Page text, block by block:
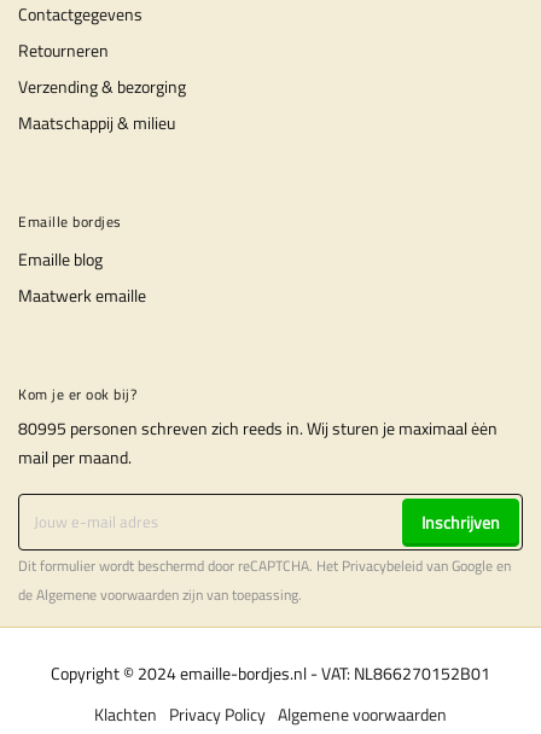
Contactgegevens
Retourneren
Verzending & bezorging
Maatschappij & milieu
Emaille bordjes
Emaille blog
Maatwerk emaille
Kom je er ook bij?
80995 personen schreven zich reeds in. Wij sturen je maximaal ėėn
mail per maand.
Inschrijven
Dit formulier wordt beschermd door reCAPTCHA. Het Privacybeleidvan Google en
deAlgemene voorwaardenzijn van toepassing.
Copyright © 2024 emaille-bordjes.nl - VAT: NL866270152B01
Algemene voorwaarden
Privacy Policy
Klachten